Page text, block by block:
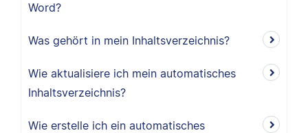
Word?
Was gehört in mein Inhaltsverzeichnis?
Wie aktualisiere ich mein automatisches
Inhaltsverzeichnis?
Wie erstelle ich ein automatisches